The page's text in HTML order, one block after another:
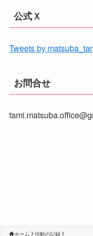
公式Ｘ
Tweets by
お問合せ
ホーム 活動の記録